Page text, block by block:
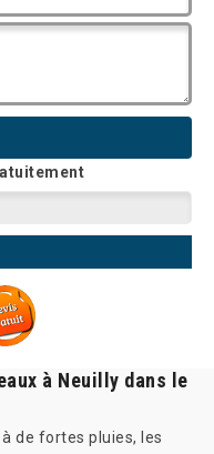
à Neuilly dans le
de fortes pluies, les